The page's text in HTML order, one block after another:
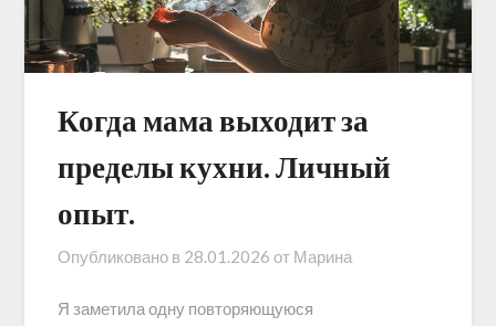
Когда мама выходит за
пределы кухни. Личный
опыт.
Опубликовано в 28.01.2026 от Марина
Я заметила одну повторяющуюся